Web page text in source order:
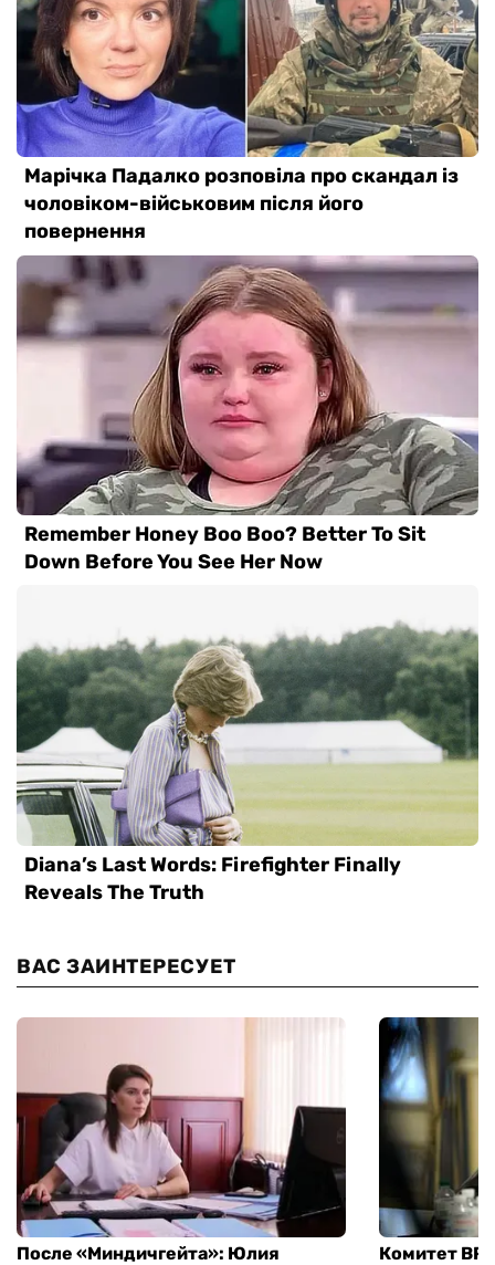
ВАС ЗАИНТЕРЕСУЕТ
После «Миндичгейта»: Юлия
Комитет ВР